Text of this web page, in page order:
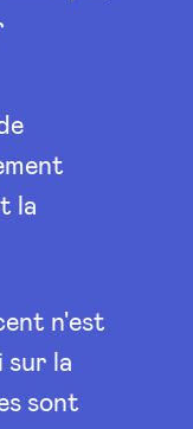
la
n'est
sur la
sont